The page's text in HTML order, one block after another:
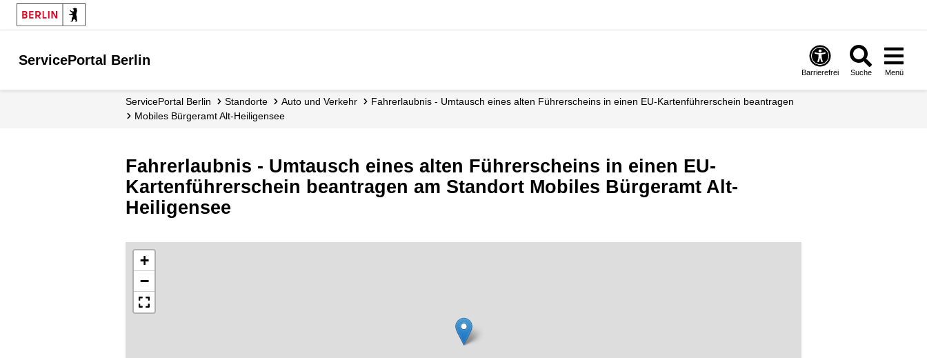
ServicePortal Berlin
Barrierefrei Suche Menü
ServicePortal Berlin Standorte Auto und Verkehr
Fahrerlaubnis - Umtausch eines alten Führerscheins in einen EU-Kartenführerschein beantragen
Mobiles Bürgeramt Alt-Heiligensee
Fahrerlaubnis - Umtausch eines alten Führerscheins in einen EU-
Kartenführerschein beantragen am Standort Mobiles Bürgeramt Alt-
Heiligensee
+
−